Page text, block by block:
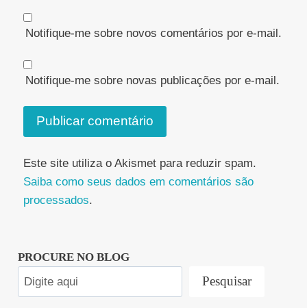
Notifique-me sobre novos comentários por e-mail.
Notifique-me sobre novas publicações por e-mail.
Este site utiliza o Akismet para reduzir spam.
Saiba como seus dados em comentários são
processados.
PROCURE NO BLOG
Pesquisar